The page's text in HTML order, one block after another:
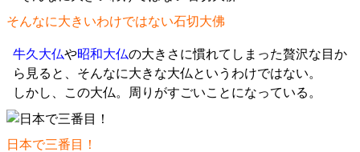
そんなに大きいわけではない石切大佛
牛久大仏や昭和大仏の大きさに慣れてしまった贅沢な目か
ら見ると、そんなに大きな大仏というわけではない。
しかし、この大仏。周りがすごいことになっている。
日本で三番目！